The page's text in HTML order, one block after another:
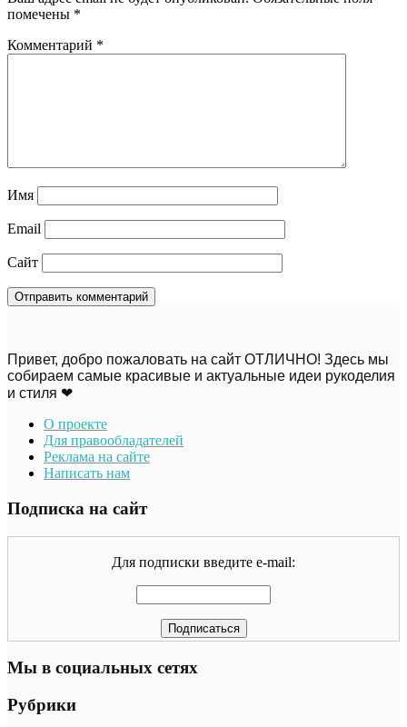
помечены *
Комментарий *
Имя
Email
Сайт
Привет, добро пожаловать на сайт ОТЛИЧНО! Здесь мы
собираем самые красивые и актуальные идеи рукоделия
и стиля ❤
О проекте
Для правообладателей
Реклама на сайте
Написать нам
Подписка на сайт
Для подписки введите e-mail:
Мы в социальных сетях
Рубрики